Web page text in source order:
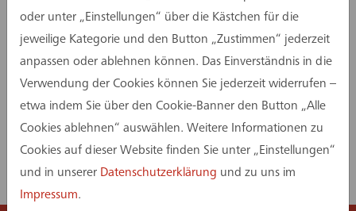
Mehr zu unseren Leistungen in
diesem Projekt:
oder unter „Einstellungen“ über die Kästchen für die
jeweilige Kategorie und den Button „Zustimmen“ jederzeit
anpassen oder ablehnen können. Das Einverständnis in die
Verwendung der Cookies können Sie jederzeit widerrufen –
etwa indem Sie über den Cookie-Banner den Button „Alle
Cookies ablehnen“ auswählen. Weitere Informationen zu
Cookies auf dieser Website finden Sie unter „Einstellungen“
und in unserer Datenschutzerklärung und zu uns im
Impressum.